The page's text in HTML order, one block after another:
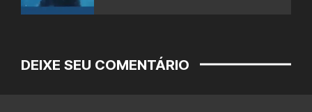
DEIXE SEU COMENTÁRIO